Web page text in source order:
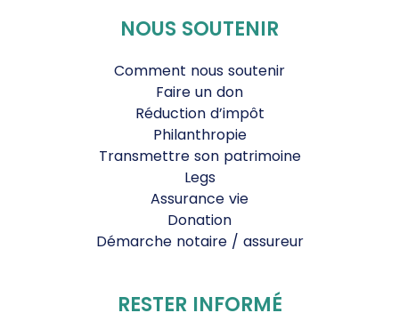
NOUS SOUTENIR
Comment nous soutenir
Faire un don
Réduction d’impôt
Philanthropie
Transmettre son patrimoine
Legs
Assurance vie
Donation
Démarche notaire / assureur
RESTER INFORMÉ